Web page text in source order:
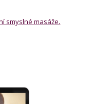
smyslné masáže.